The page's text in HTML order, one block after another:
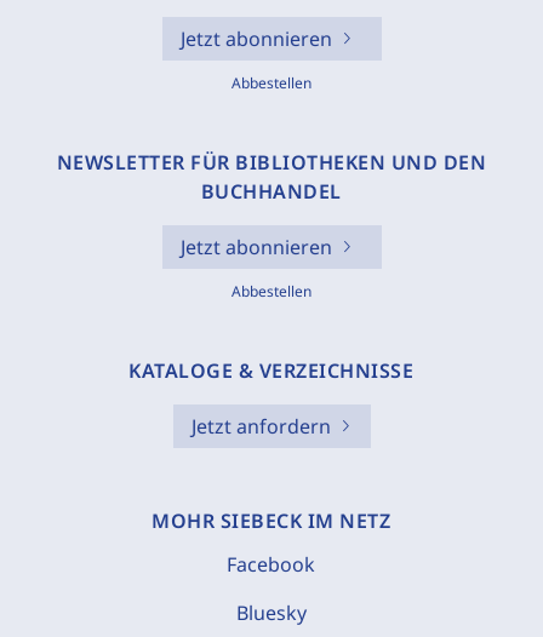
Jetzt abonnieren
Abbestellen
NEWSLETTER FÜR BIBLIOTHEKEN UND DEN
BUCHHANDEL
Jetzt abonnieren
Abbestellen
KATALOGE & VERZEICHNISSE
Jetzt anfordern
MOHR SIEBECK IM NETZ
Facebook
Bluesky